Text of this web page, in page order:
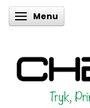
Skifte navigation
Menu